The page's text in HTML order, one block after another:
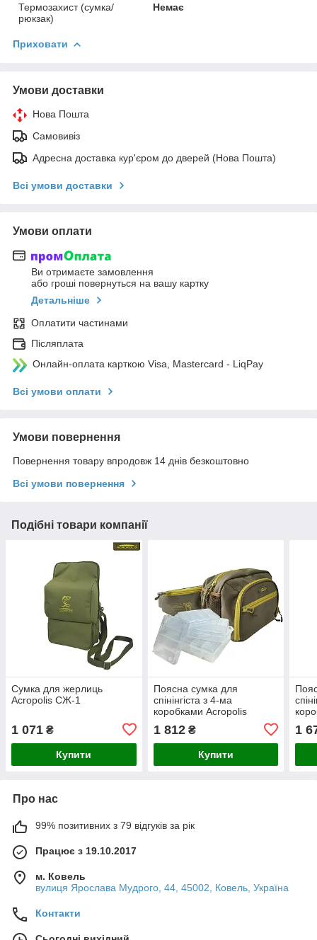
Термозахист (сумка/
рюкзак)
Немає
Приховати
Умови доставки
Нова Пошта
Самовивіз
Адресна доставка кур'єром до дверей (Нова Пошта)
Всі умови доставки
Умови оплати
Ви отримаєте замовлення
або гроші повернуться на вашу картку
Детальніше
Оплатити частинами
Післяплата
Онлайн-оплата карткою Visa, Mastercard - LiqPay
Всі умови оплати
Умови повернення
Повернення товару впродовж 14 днів безкоштовно
Всі умови повернення
Подібні товари компанії
Сумка для жерлиць
Acropolis СЖ-1
1 071 ₴
Купити
Поясна сумка для
спінінгіста з 4-ма
коробками Acropolis
1 812₴
Купити
1
Про нас
99% позитивних з 79 відгуків за рік
Працює з 19.10.2017
м. Ковель
вулиця Ярослава Мудрого, 44, 45002, Ковель, Україна
Контакти